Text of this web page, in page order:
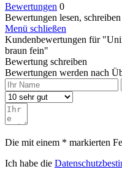
Bewertungen 0
Bewertungen lesen,
Menü schließen
Kundenbewertungen für
braun fein"
Bewertung schreiben
Bewertungen werden nach
Die mit einem * markierten
Ich habe die